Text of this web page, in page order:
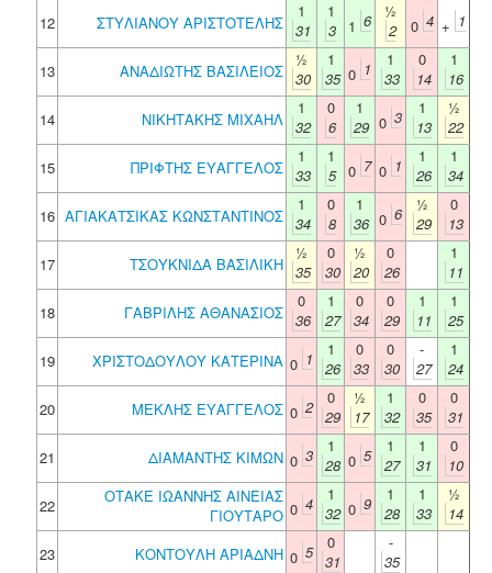
12
ΣΤΥΛΙΑΝΟΥ ΑΡΙΣΤΟΤΕΛΗΣ
1
31
1
3
1 6
½
2
0 4 + 1
13 ΑΝΑΔΙΩΤΗΣ ΒΑΣΙΛΕΙΟΣ
½
30
1
35 0 1
1
33
0
14
1
16
14
ΝΙΚΗΤΑΚΗΣ ΜΙΧΑΗΛ
1
32
0
6
1
29 0 3
1
13
½
22
15
ΠΡΙΦΤΗΣ ΕΥΑΓΓΕΛΟΣ
1
33
1
5 0 7 0 1
1
26
1
34
16 ΑΓΙΑΚΑΤΣΙΚΑΣ ΚΩΝΣΤΑΝΤΙΝΟΣ
1
34
0
8
1
36 0 6
½
29
0
13
17
ΤΣΟΥΚΝΙΔΑ ΒΑΣΙΛΙΚΗ
½
35
0
30
½
20
0
26
1
11
18
ΓΑΒΡΙΛΗΣ ΑΘΑΝΑΣΙΟΣ
0
36
1
27
0
34
0
29
1
11
1
25
19
ΧΡΙΣΤΟΔΟΥΛΟΥ ΚΑΤΕΡΙΝΑ 0 1
1
26
0
33
0
30
-
27
1
24
20
ΜΕΚΛΗΣ ΕΥΑΓΓΕΛΟΣ 0 2
0
29
½
17
1
32
0
35
0
31
21
ΔΙΑΜΑΝΤΗΣ ΚΙΜΩΝ 0 3
1
28 0 5
1
27
1
31
0
10
22
ΟΤΑΚΕ ΙΩΑΝΝΗΣ ΑΙΝΕΙΑΣ
ΓΙΟΥΤΑΡΟ 0 4
1
32 0 9
1
28
1
33
½
14
23
ΚΟΝΤΟΥΛΗ ΑΡΙΑΔΝΗ 0 5
0
31
-
35